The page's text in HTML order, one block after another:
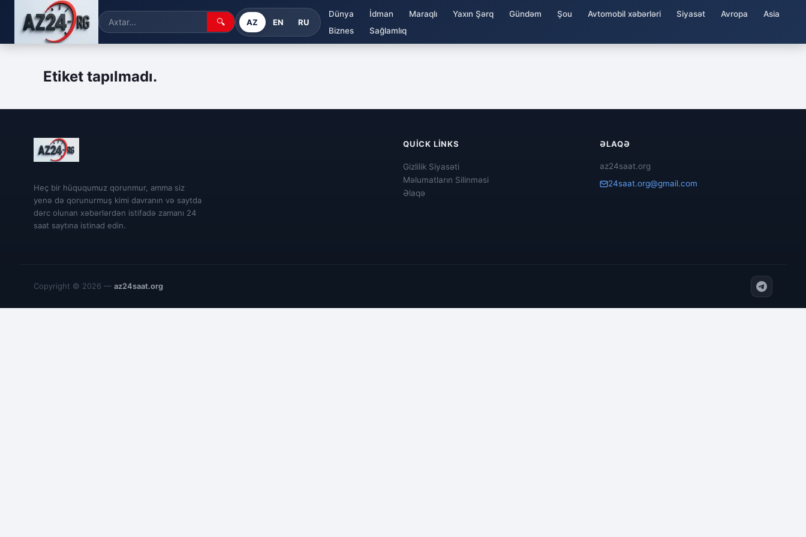
🔍 AZ EN RU
Dünya İdman Maraqlı Yaxın Şərq Gündəm Şou Avtomobil xəbərləri Siyasət Avropa
Asia
Biznes
Sağlamlıq
Etiket tapılmadı.
Heç bir hüququmuz qorunmur, amma siz
yenə də qorunurmuş kimi davranın və saytda
dərc olunan xəbərlərdən istifadə zamanı 24
saat saytına istinad edin.
QUICK LINKS
Gizlilik Siyasəti
Məlumatların Silinməsi
Əlaqə
ƏLAQƏ
az24saat.org
24saat.org@gmail.com
Copyright © 2026 — az24saat.org